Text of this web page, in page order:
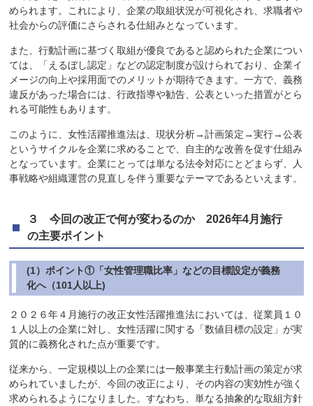
められます。これにより、企業の取組状況が可視化され、求職者や
社会からの評価にさらされる仕組みとなっています。
また、行動計画に基づく取組が優良であると認められた企業につい
ては、「えるぼし認定」などの認定制度が設けられており、企業イ
メージの向上や採用面でのメリットが期待できます。一方で、義務
違反があった場合には、行政指導や勧告、公表といった措置がとら
れる可能性もあります。
このように、女性活躍推進法は、現状分析→計画策定→実行→公表
というサイクルを企業に求めることで、自主的な改善を促す仕組み
となっています。企業にとっては単なる法令対応にとどまらず、人
事戦略や組織運営の見直しを伴う重要なテーマであるといえます。
３ 今回の改正で何が変わるのか 2026年4月施行
の主要ポイント
(1）ポイント①「女性管理職比率」などの目標設定が義務
化へ（101人以上)
２０２６年４月施行の改正女性活躍推進法においては、従業員１０
１人以上の企業に対し、女性活躍に関する「数値目標の設定」が実
質的に義務化された点が重要です。
従来から、一定規模以上の企業には一般事業主行動計画の策定が求
められていましたが、今回の改正により、その内容の実効性が強く
求められるようになりました。すなわち、単なる抽象的な取組方針